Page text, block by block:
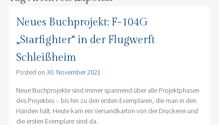
Neues Buchprojekt: F-104G
„Starfighter“ in der Flugwerft
Schleißheim
Posted on 30. November 2021
Neue Buchprojekte sind immer spannend über alle Projektphasen
des Projektes – bis hin zu den ersten Exemplaren, die man in den
Händen hält. Heute kam ein Versandkarton von der Druckerei und
die ersten Exemplare sind da.